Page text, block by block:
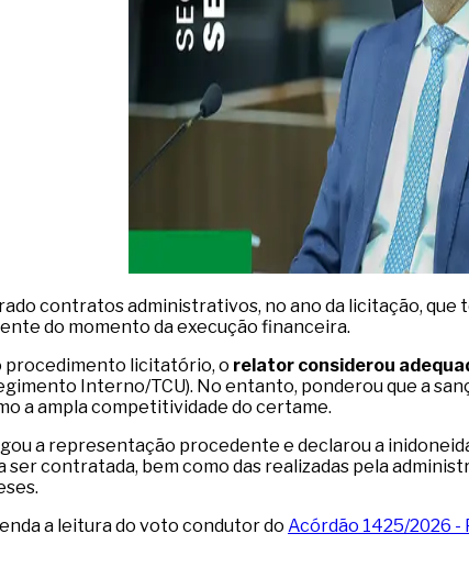
contratos administrativos, no ano da licitação,
do momento da execução financeira.
procedimento licitatório, o relator considerou
Interno/TCU). No entanto, ponderou que a
a ampla competitividade do certame.
a representação procedente e declarou a
contratada, bem como das realizadas pela
a leitura do voto condutor do Acórdão 1425/2026 -